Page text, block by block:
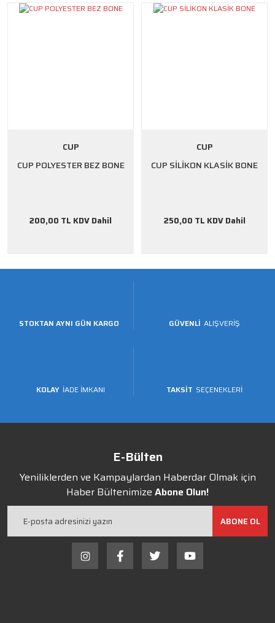
CUP
CUP POLYESTER BEZ BONE
200,00 TL KDV Dahil
CUP
CUP SİLİKON KLASİK BONE
250,00 TL KDV Dahil
STOKTAN AYNI GÜN KARGO GÜVENLİ ALIŞVERİŞ
KOLAY İADE İMKANI TAKSİT SEÇENEKLERİ
E-Bülten
Yeniliklerden ve Kampaylardan Haberdar Olmak için
Haber Bültenimize Abone Olun!
ABONE OL